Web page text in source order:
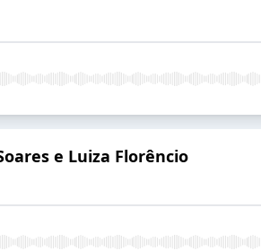
e Luiza Florêncio